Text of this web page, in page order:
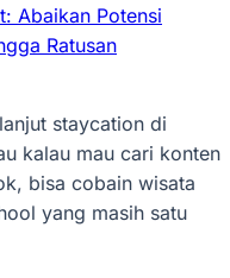
Abaikan Potensi
Ratusan
staycation di
kalau mau cari konten
bisa cobain wisata
yang masih satu